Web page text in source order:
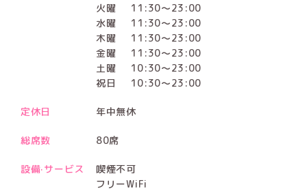
火曜
11:30～23:00
水曜
11:30～23:00
木曜
11:30～23:00
金曜
11:30～23:00
土曜
10:30～23:00
祝日
10:30～23:00
定休日 年中無休
総席数 80席
設備·サービス
喫煙不可
フリーWiFi